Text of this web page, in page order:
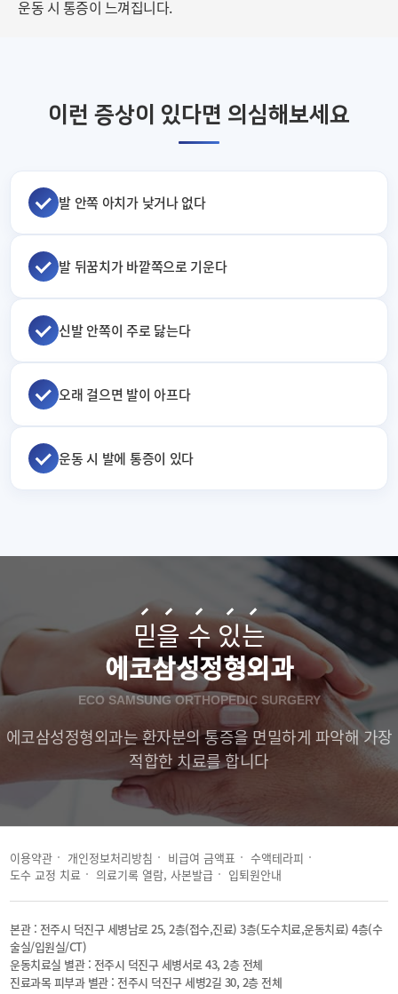
운동 시 통증이 느껴집니다.
이런 증상이 있다면 의심해보세요
발 안쪽 아치가 낮거나 없다
발 뒤꿈치가 바깥쪽으로 기운다
신발 안쪽이 주로 닳는다
오래 걸으면 발이 아프다
운동 시 발에 통증이 있다
믿을수있는
에코삼성정형외과
ECO SAMSUNG ORTHOPEDIC SURGERY
에코삼성정형외과는 환자분의 통증을 면밀하게 파악해 가장
적합한 치료를 합니다
이용약관 개인정보처리방침 비급여 금액표
수액테라피
도수 교정 치료
의료기록 열람, 사본발급 입퇴원안내
본관 : 전주시 덕진구 세병남로 25, 2층(접수,진료) 3층(도수치료,운동치료) 4층(수
술실/입원실/CT)
운동치료실 별관 : 전주시 덕진구 세병서로 43, 2층 전체
진료과목 피부과 별관 : 전주시 덕진구 세병2길 30, 2층 전체